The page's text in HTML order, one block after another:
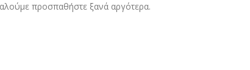
προσπαθήστε ξανά αργότερα.